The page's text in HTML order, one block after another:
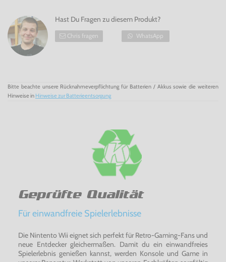
Hast Du Fragen zu diesem Produkt?
Chris fragen WhatsApp
Bitte beachte unsere Rücknahmeverpflichtung für Batterien / Akkus sowie die weiteren
Hinweise in Hinweise zur Batterieentsorgung
Geprüfte Qualität
Für einwandfreie Spielerlebnisse
Die Nintento Wii eignet sich perfekt für Retro-Gaming-Fans und
neue Entdecker gleichermaßen. Damit du ein einwandfreies
Spielerlebnis genießen kannst, werden Konsole und Game in